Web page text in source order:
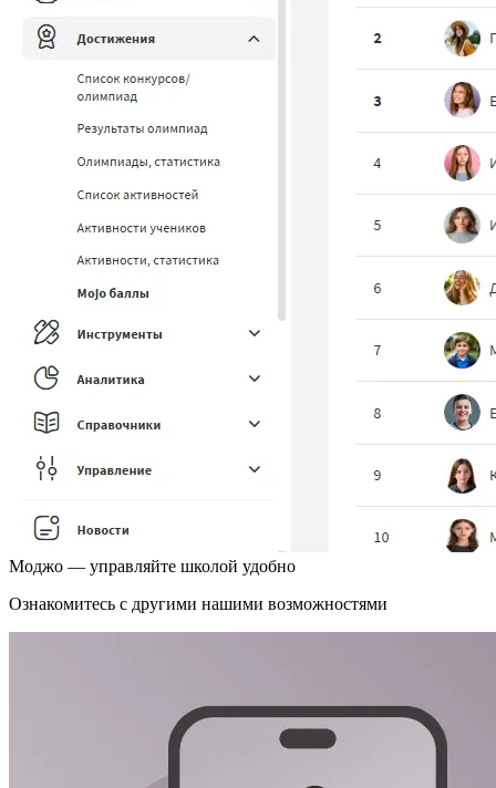
Моджо — управляйте школой удобно
Ознакомитесь с другими нашими возможностями